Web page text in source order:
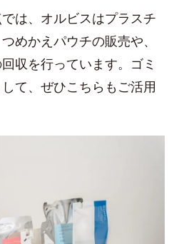
は、オルビスはプラスチ
めかえパウチの販売や、
収を行っています。ゴミ
て、ぜひこちらもご活用